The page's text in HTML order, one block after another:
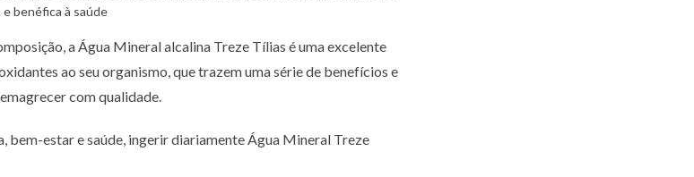
benéfica à saúde
a Água Mineral alcalina Treze Tílias é uma excelente
ao seu organismo, que trazem uma série de benefícios e
com qualidade.
bem-estar e saúde, ingerir diariamente Água Mineral Treze